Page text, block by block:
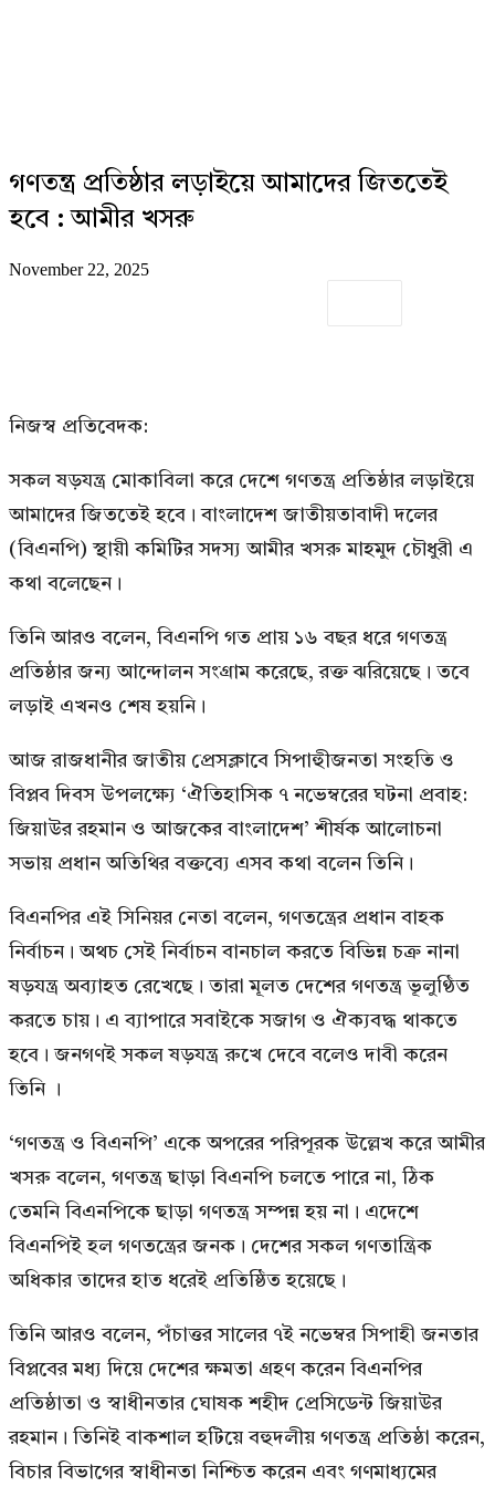
গণতন্ত্র প্রতিষ্ঠার লড়াইয়ে আমাদের জিততেই
হবে : আমীর খসরু
November 22, 2025
নিজস্ব প্রতিবেদক:
সকল ষড়যন্ত্র মোকাবিলা করে দেশে গণতন্ত্র প্রতিষ্ঠার লড়াইয়ে
আমাদের জিততেই হবে। বাংলাদেশ জাতীয়তাবাদী দলের
(বিএনপি) স্থায়ী কমিটির সদস্য আমীর খসরু মাহমুদ চৌধুরী এ
কথা বলেছেন।
তিনি আরও বলেন, বিএনপি গত প্রায় ১৬ বছর ধরে গণতন্ত্র
প্রতিষ্ঠার জন্য আন্দোলন সংগ্রাম করেছে, রক্ত ঝরিয়েছে। তবে
লড়াই এখনও শেষ হয়নি।
আজ রাজধানীর জাতীয় প্রেসক্লাবে সিপাহীুজনতা সংহতি ও
বিপ্লব দিবস উপলক্ষ্যে ‘ঐতিহাসিক ৭ নভেম্বরের ঘটনা প্রবাহ:
জিয়াউর রহমান ও আজকের বাংলাদেশ’ শীর্ষক আলোচনা
সভায় প্রধান অতিথির বক্তব্যে এসব কথা বলেন তিনি।
বিএনপির এই সিনিয়র নেতা বলেন, গণতন্ত্রের প্রধান বাহক
নির্বাচন। অথচ সেই নির্বাচন বানচাল করতে বিভিন্ন চক্র নানা
ষড়যন্ত্র অব্যাহত রেখেছে। তারা মূলত দেশের গণতন্ত্র ভূলুণ্ঠিত
করতে চায়। এ ব্যাপারে সবাইকে সজাগ ও ঐক্যবদ্ধ থাকতে
হবে। জনগণই সকল ষড়যন্ত্র রুখে দেবে বলেও দাবী করেন
তিনি ।
‘গণতন্ত্র ও বিএনপি’ একে অপরের পরিপূরক উল্লেখ করে আমীর
খসরু বলেন, গণতন্ত্র ছাড়া বিএনপি চলতে পারে না, ঠিক
তেমনি বিএনপিকে ছাড়া গণতন্ত্র সম্পন্ন হয় না। এদেশে
বিএনপিই হল গণতন্ত্রের জনক। দেশের সকল গণতান্ত্রিক
অধিকার তাদের হাত ধরেই প্রতিষ্ঠিত হয়েছে।
তিনি আরও বলেন, পঁচাত্তর সালের ৭ই নভেম্বর সিপাহী জনতার
বিপ্লবের মধ্য দিয়ে দেশের ক্ষমতা গ্রহণ করেন বিএনপির
প্রতিষ্ঠাতা ও স্বাধীনতার ঘোষক শহীদ প্রেসিডেন্ট জিয়াউর
রহমান। তিনিই বাকশাল হটিয়ে বহুদলীয় গণতন্ত্র প্রতিষ্ঠা করেন,
বিচার বিভাগের স্বাধীনতা নিশ্চিত করেন এবং গণমাধ্যমের